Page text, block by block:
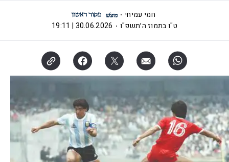
חמי עמיחי
ט"ו בתמוז ה׳תשפ"ו
30.06.2026 | 19:11